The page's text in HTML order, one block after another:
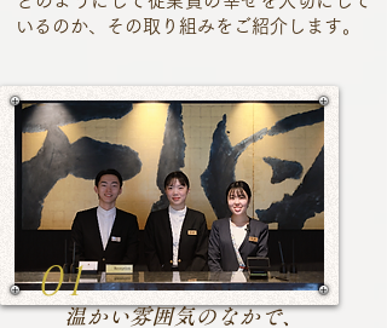
いるのか、その取り組みをご紹介します。
01
温かい雰囲気のなかで、